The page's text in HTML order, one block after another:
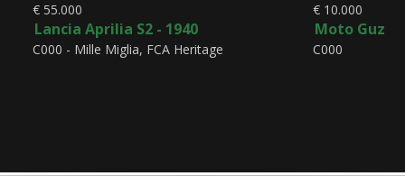
€ 55.000
Lancia Aprilia S2 - 1940
C000 - Mille Miglia, FCA Heritage
€ 10.000
Moto Guzzi
C000